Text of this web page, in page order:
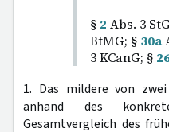
§ 2 Abs. 3
BtMG; § 30a
3 KCanG; §
1. Das mildere von
anhand des
Gesamtvergleich des